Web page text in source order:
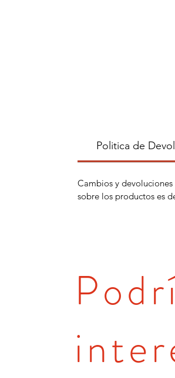
Politica de
Cambios y
sobre los productos es